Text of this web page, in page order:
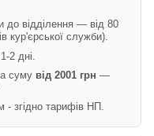
до відділення — від 80
кур'єрської служби).
2 дні.
суму від 2001 грн —
- згідно тарифів НП.